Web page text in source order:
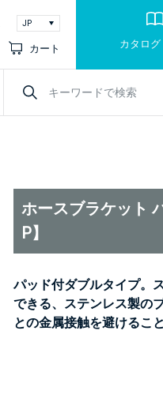
カート カタロ
ホースブラケット
P】
パッド付ダブルタイプ。
できる、ステンレス製の
との金属接触を避けるこ